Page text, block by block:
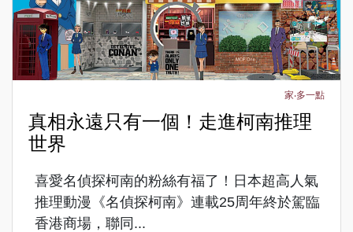
家‧多一點
真相永遠只有一個！走進柯南推理
世界
喜愛名偵探柯南的粉絲有福了！日本超高人氣
推理動漫《名偵探柯南》連載25周年終於駕臨
香港商場，聯同...